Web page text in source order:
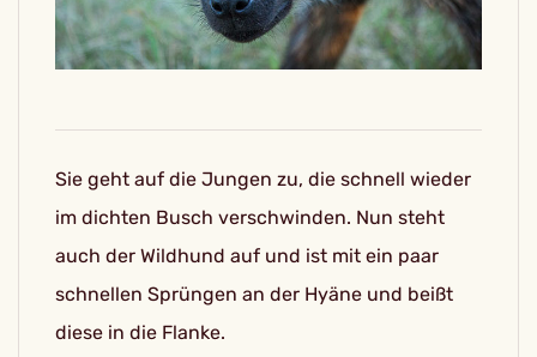
Sie geht auf die Jungen zu, die schnell wieder
im dichten Busch verschwinden. Nun steht
auch der Wildhund auf und ist mit ein paar
schnellen Sprüngen an der Hyäne und beißt
diese in die Flanke.